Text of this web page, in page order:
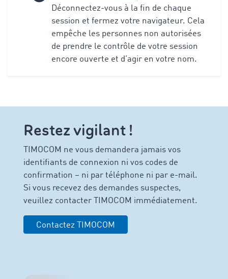
Déconnectez-vous à la fin de chaque
session et fermez votre navigateur. Cela
empêche les personnes non autorisées
de prendre le contrôle de votre session
encore ouverte et d’agir en votre nom.
Restez vigilant !
TIMOCOM ne vous demandera jamais vos
identifiants de connexion ni vos codes de
confirmation – ni par téléphone ni par e-mail.
Si vous recevez des demandes suspectes,
veuillez contacter TIMOCOM immédiatement.
Contactez TIMOCOM